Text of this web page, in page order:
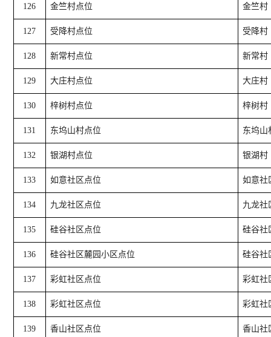
126 金竺村点位 金竺村
127 受降村点位 受降村
128 新常村点位 新常村
129 大庄村点位 大庄村
130 梓树村点位 梓树村
131 东坞山村点位 东坞山
132 银湖村点位 银湖村
133 如意社区点位 如意社
134 九龙社区点位 九龙社
135 硅谷社区点位 硅谷社
136 硅谷社区麓园小区点位 硅谷社
137 彩虹社区点位 彩虹社
138 彩虹社区点位 彩虹社
139 香山社区点位 香山社